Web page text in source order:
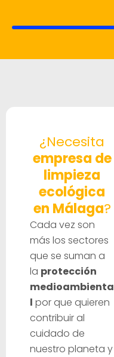
¿Necesita
empresa de
limpieza
ecológica
en Málaga?
Cada vez son
más los sectores
que se suman a
la protección
medioambienta
l por que quieren
contribuir al
cuidado de
nuestro planeta y